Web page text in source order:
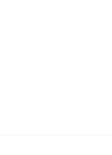
力量，逆势崛起。比如
让很多IT人都对自身的职
人工智能、5G物联网、
体系，并成功入选人工智